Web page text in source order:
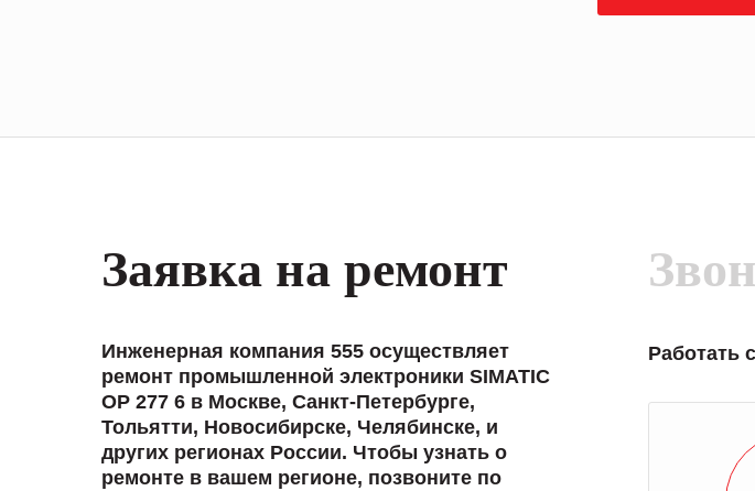
Заявка на ремонт
Инженерная компания 555 осуществляет
ремонт промышленной электроники SIMATIC
OP 277 6 в Москве, Санкт-Петербурге,
Тольятти, Новосибирске, Челябинске, и
других регионах России. Чтобы узнать о
ремонте в вашем регионе, позвоните по
Работать